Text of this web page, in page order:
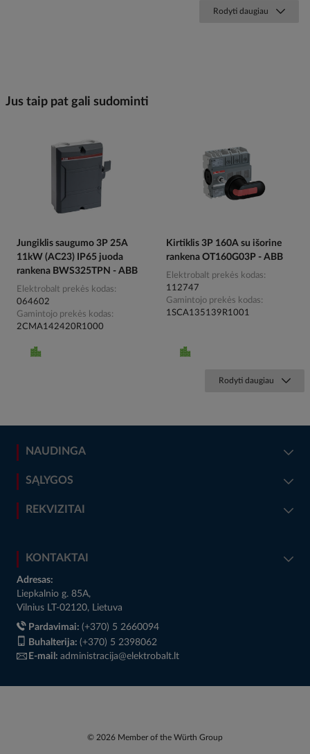
Rodyti daugiau
Jus taip pat gali sudominti
Jungiklis saugumo 3P 25A
11kW (AC23) IP65 juoda
rankena BWS325TPN - ABB
Elektrobalt prekės kodas
064602
Gamintojo prekės kodas
2CMA142420R1000
Kirtiklis 3P 160A su išorine
rankena OT160G03P - ABB
Elektrobalt prekės kodas
112747
Gamintojo prekės kodas
1SCA135139R1001
Rodyti daugiau
NAUDINGA
SĄLYGOS
REKVIZITAI
KONTAKTAI
Adresas:
Liepkalnio g. 85A,
Vilnius LT-02120, Lietuva
Pardavimai: (+370) 5 2660094
Buhalterija: (+370) 5 2398062
E-mail: administracija@elektrobalt.lt
© 2026 Member of the Würth Group